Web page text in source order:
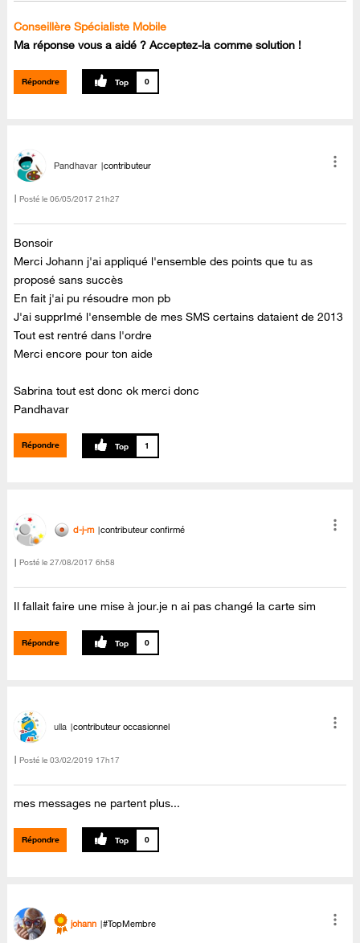
Conseillère Spécialiste Mobile
Ma réponse vous a aidé ? Acceptez-la comme solution !
Répondre 0
Pandhavar contributeur
Posté le ‎06/05/2017 21h27
Bonsoir
Merci Johann j'ai appliqué l'ensemble des points que tu as
proposé sans succès
En fait j'ai pu résoudre mon pb
J'ai supprImé l'ensemble de mes SMS certains dataient de 2013
Tout est rentré dans l'ordre
Merci encore pour ton aide
Sabrina tout est donc ok merci donc
Pandhavar
Répondre 1
d-j-m contributeur confirmé
Posté le ‎27/08/2017 6h58
Il fallait faire une mise à jour.je n ai pas changé la carte sim
Répondre 0
ulla contributeur occasionnel
Posté le ‎03/02/2019 17h17
mes messages ne partent plus...
Répondre 0
johann #TopMembre